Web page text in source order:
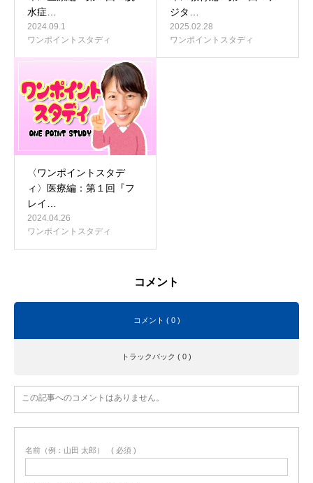
水症…
2024.09.1
ワンポイントスタディ
ジタ…
2025.02.28
ワンポイントスタディ
〈ワンポイントスタデ
ィ〉医療編：第１回『フ
レイ…
2024.04.26
ワンポイントスタディ
コメント
コメント ( 0 )
トラックバック ( 0 )
この記事へのコメントはありません。
名前（例：山田 太郎） ( 必須 )